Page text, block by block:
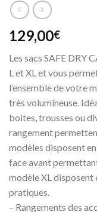
129,00€
Les sacs SAFE DRY
L et XL et vous
l’ensemble de votre
très volumineuse.
boites, trousses ou
rangement
modèles disposent
face avant
modèle XL disposent
pratiques.
– Rangements des